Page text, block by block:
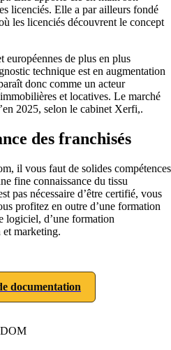
licenciés. Elle a par ailleurs fondé
les licenciés découvrent le concept
européennes de plus en plus
technique est en augmentation
donc comme un acteur
et locatives. Le marché
2025, selon le cabinet Xerfi,.
des franchisés
il vous faut de solides compétences
fine connaissance du tissu
pas nécessaire d’être certifié, vous
profitez en outre d’une formation
logiciel, d’une formation
marketing.
documentation